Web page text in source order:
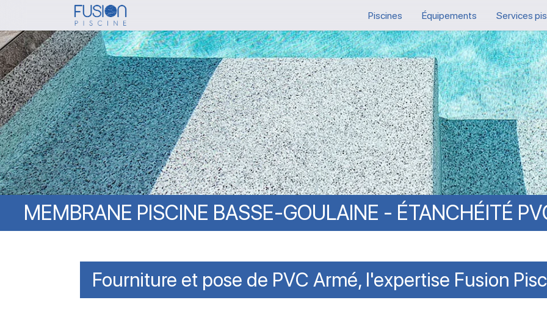
to
main
content
Piscines Équipements Services
MEMBRANE PISCINE BASSE-GOULAINE - ÉTANCHÉITÉ
Fourniture et pose de PVC Armé, l'expertise Fusion